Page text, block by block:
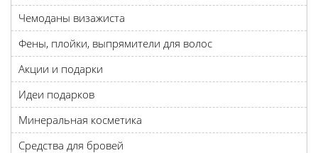
Чемоданы визажиста
Фены, плойки, выпрямители для волос
Акции и подарки
Идеи подарков
Минеральная косметика
Средства для бровей